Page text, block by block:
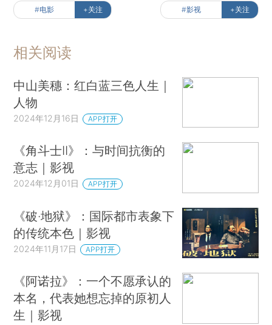
#电影 +关注 #影视 +关注
相关阅读
中山美穗：红白蓝三色人生｜
人物
2024年12月16日 APP打开
《角斗士II》：与时间抗衡的
意志｜影视
2024年12月01日 APP打开
《破·地狱》：国际都市表象下
的传统本色｜影视
2024年11月17日 APP打开
《阿诺拉》：一个不愿承认的
本名，代表她想忘掉的原初人
生｜影视